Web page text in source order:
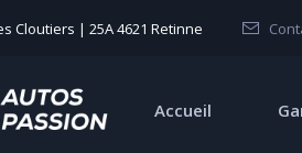
Cloutiers | 25A 4621 Retinne
Accueil